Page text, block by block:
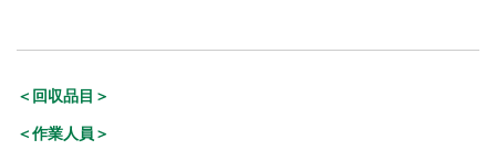
＜回収品目＞
＜作業人員＞